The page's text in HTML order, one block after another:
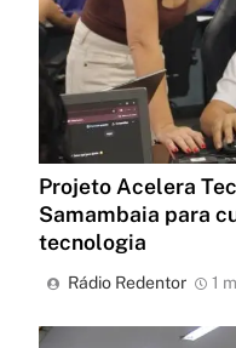
Projeto Acelera
Samambaia para
tecnologia
Rádio Redentor 1